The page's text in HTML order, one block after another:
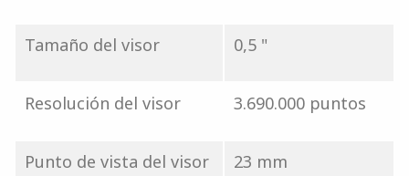
Tamaño del visor 0,5 "
Resolución del visor 3.690.000 puntos
Punto de vista del visor 23 mm